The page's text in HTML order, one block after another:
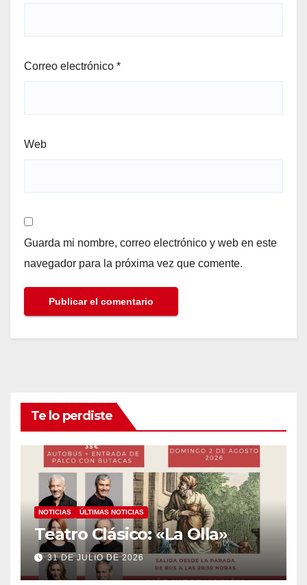
Correo electrónico *
Web
Guarda mi nombre, correo electrónico y web en este
navegador para la próxima vez que comente.
Te lo perdiste
NOTICIAS ÚLTIMAS NOTICIAS
Teatro Clásico: «La Olla»
31 DE JULIO DE 2026